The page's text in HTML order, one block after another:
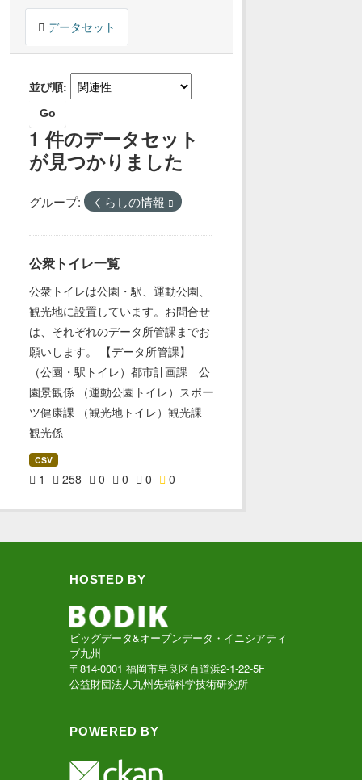
データセット
並び順
Go
1 件のデータセット
が見つかりました
グループ: くらしの情報
公衆トイレ一覧
公衆トイレは公園・駅、運動公園、
観光地に設置しています。お問合せ
は、それぞれのデータ所管課までお
願いします。 【データ所管課】
（公園・駅トイレ）都市計画課 公
園景観係 （運動公園トイレ）スポー
ツ健康課 （観光地トイレ）観光課
観光係
CSV
1 258 0 0 0 0
HOSTED BY
ビッグデータ&オープンデータ・イニシアティ
ブ九州
〒814-0001 福岡市早良区百道浜2-1-22-5F
公益財団法人九州先端科学技術研究所
POWERED BY